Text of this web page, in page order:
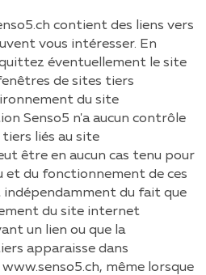
contient des liens vers
vous intéresser. En
éventuellement le site
de sites tiers
du site
Senso5 n'a aucun contrôle
liés au site
être en aucun cas tenu pour
et du fonctionnement de ces
du fait que
du site internet
un lien ou que la
apparaisse dans
www.senso5.ch, même lorsque